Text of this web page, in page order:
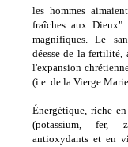
les hommes
fraîches aux Dieux"
magnifiques. Le
déesse de la fertilité,
l'expansion
(i.e. de la Vierge
Énergétique, riche
(potassium, fer,
antioxydants et en